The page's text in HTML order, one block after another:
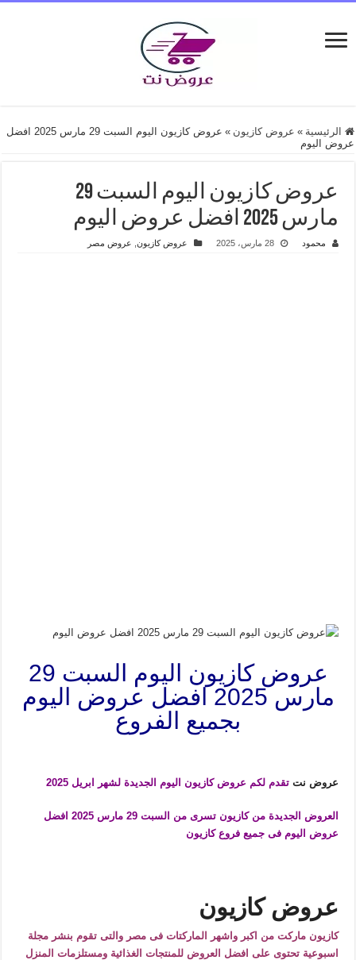
الرئيسية » عروض كازيون »
عروض كازيون اليوم السبت 29 مارس 2025 افضل
عروض اليوم
عروض كازيون اليوم السبت 29
مارس 2025 افضل عروض اليوم
محمود 28 مارس، 2025 عروض كازيون, عروض مصر
عروض كازيون اليوم السبت 29
مارس 2025 افضل عروض اليوم
بجميع الفروع
عروض نت تقدم لكم عروض كازيون اليوم الجديدة لشهر ابريل 2025
العروض الجديدة من كازيون تسرى من السبت 29 مارس 2025 افضل
عروض اليوم فى جميع فروع كازيون
عروض كازيون
كازيون ماركت من اكبر واشهر الماركتات فى مصر والتى تقوم بنشر مجلة
اسبوعية تحتوى على افضل العروض للمنتجات الغذائية ومستلزمات المنزل